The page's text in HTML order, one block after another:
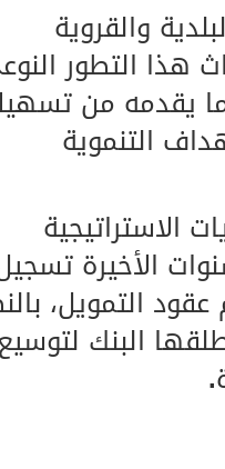
والقروية
هذا التطور
يقدمه من
التنموية
الاستراتيجية
الأخيرة
التمويل،
البنك
.